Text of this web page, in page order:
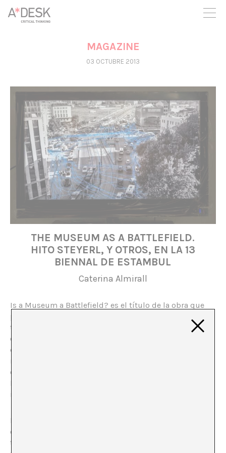
crees también en A*DESK seguimos necesitándote para poder
seguir adelante. Ahora puedes participar del proyecto y
apoyarlo.
MAGAZINE
03 OCTUBRE 2013
THE MUSEUM AS A BATTLEFIELD.
HITO STEYERL, Y OTROS, EN LA 13
BIENNAL DE ESTAMBUL
Caterina Almirall
Is a Museum a Battlefield? es el título de la obra que
presenta Hito Steyerl en la
título especialmente pertinente dadas las
circunstancias bajo las que se ha organizado la Bienal
de este año. La noche antes de la apertura al público se
renovaban los enfrentamientos en las calles de la
ciudad, esta vez en la orilla asiática del Bósforo.
Paseando por las calles de Kadiköy era inevitable
inhalar el gas lacrimógeno.
El marco conceptual de la 13 Bienal de Estambul se
centra en la confluencia en el espacio púbico de
transformaciones y problemáticas urbanísticas,